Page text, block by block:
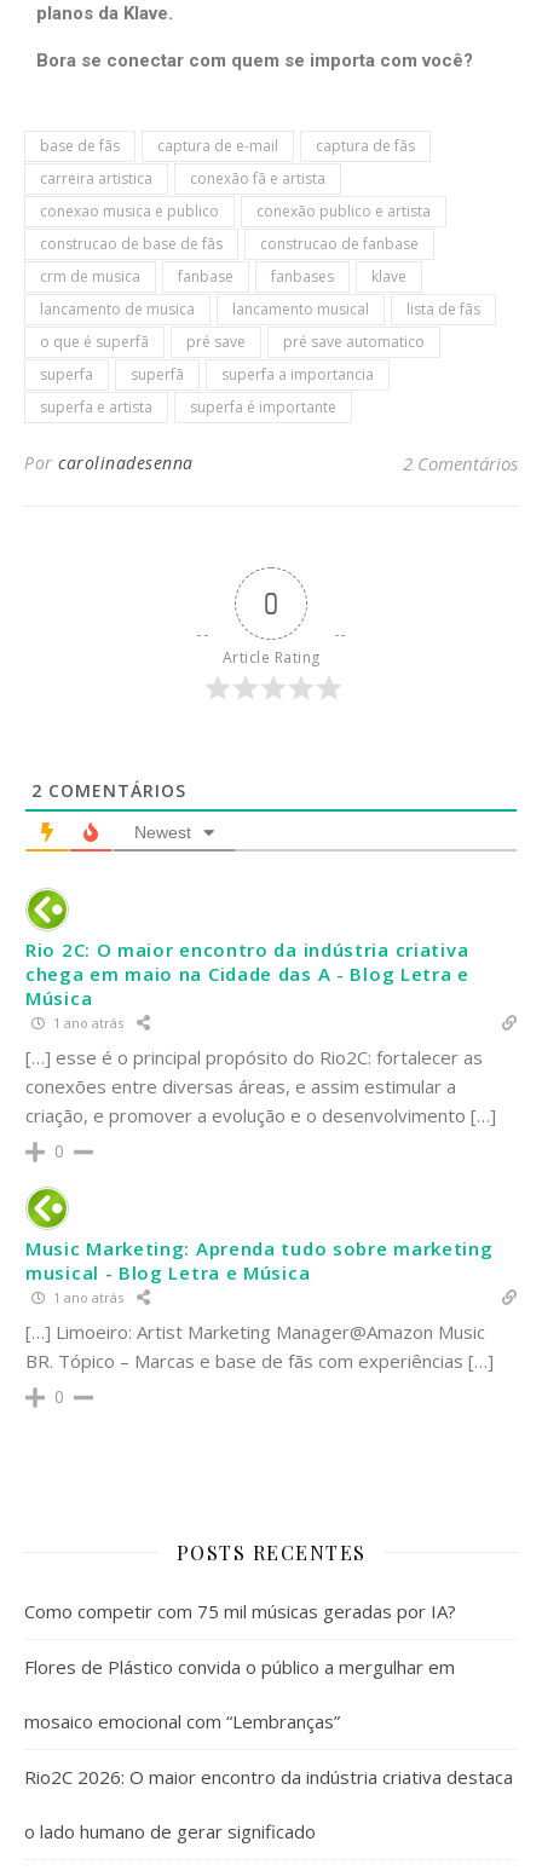
planos da Klave.
Bora se conectar com quem se importa com você?
base de fãs captura de e-mail
captura de fãs
carreira artistica
conexão fã e artista
conexao musica e publico
conexão publico e artista
construcao de base de fãs
construcao de fanbase
crm de musica
fanbase fanbases
klave
lancamento de musica
lancamento musical
lista de fãs
o que é superfã
pré save
pré save automatico
superfa
superfã
superfa a importancia
superfa e artista
superfa é importante
Por carolinadesenna 2 Comentários
0
Article Rating
2 COMENTÁRIOS
Newest
Rio 2C: O maior encontro da indústria criativa
chega em maio na Cidade das A - Blog Letra e
Música
1 ano atrás
[…] esse é o principal propósito do Rio2C: fortalecer as
conexões entre diversas áreas, e assim estimular a
criação, e promover a evolução e o desenvolvimento […]
0
Music Marketing: Aprenda tudo sobre marketing
musical - Blog Letra e Música
1 ano atrás
[…] Limoeiro: Artist Marketing Manager@Amazon Music
BR. Tópico – Marcas e base de fãs com experiências […]
0
POSTS RECENTES
Como competir com 75 mil músicas geradas por IA?
Flores de Plástico convida o público a mergulhar em
mosaico emocional com “Lembranças”
Rio2C 2026: O maior encontro da indústria criativa destaca
o lado humano de gerar significado